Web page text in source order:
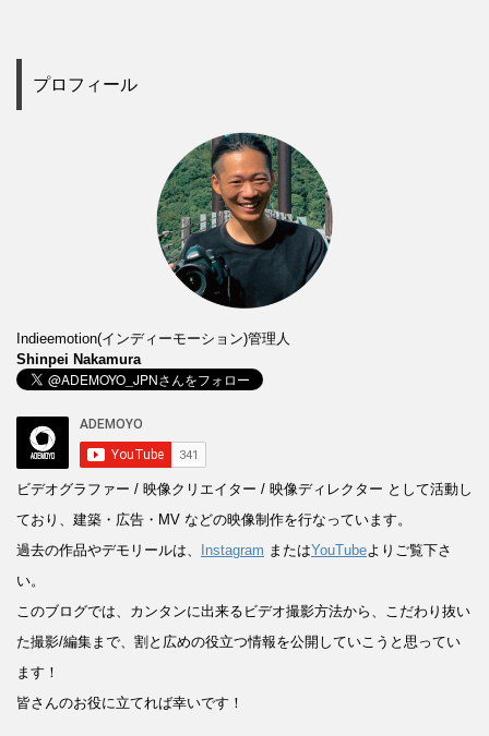
プロフィール
Indieemotion(インディーモーション)管理人
Shinpei Nakamura
ビデオグラファー / 映像クリエイター / 映像ディレクター として活動し
ており、建築・広告・MV などの映像制作を行なっています。
過去の作品やデモリールは、 Instagram またはYouTubeよりご覧下さ
い。
このブログでは、カンタンに出来るビデオ撮影方法から、こだわり抜い
た撮影/編集まで、割と広めの役立つ情報を公開していこうと思ってい
ます！
皆さんのお役に立てれば幸いです！